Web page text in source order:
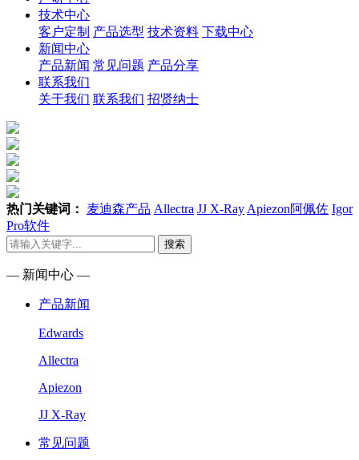
技术中心
客户定制 产品选型 技术资料 下载中心
新闻中心
产品新闻 常见问题 产品分享
联系我们
关于我们 联系我们 招贤纳士
热门关键词： 麦迪森产品 Allectra JJ X-Ray Apiezon阿佩佐 Igor
Pro软件
搜索
— 新闻中心 —
产品新闻
Edwards
Allectra
Apiezon
JJ X-Ray
常见问题